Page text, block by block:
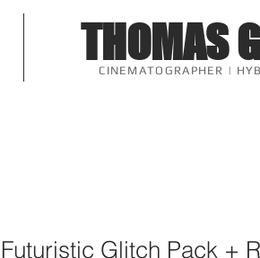
THOMAS
CINEMATOGRAPHER |
Futuristic Glitch Pack +